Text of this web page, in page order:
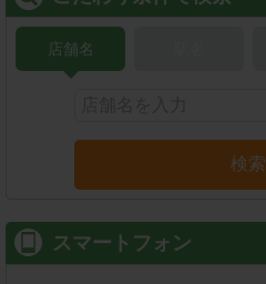
店舗名
検索
スマートフォン